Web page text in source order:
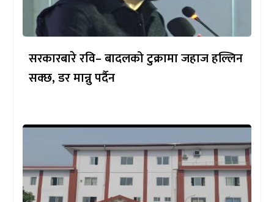
सरकारबारे रवि– बादलको टुक्रामा जहाज हल्लिन
सक्छ, डर मान्नु पर्दैन